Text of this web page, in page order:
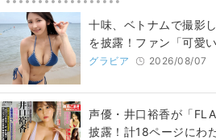
十味、ベトナムで撮影
を披露！ファン「可愛
グラビア 2026/08/07
声優・井口裕香が「
披露！計18ページにわ